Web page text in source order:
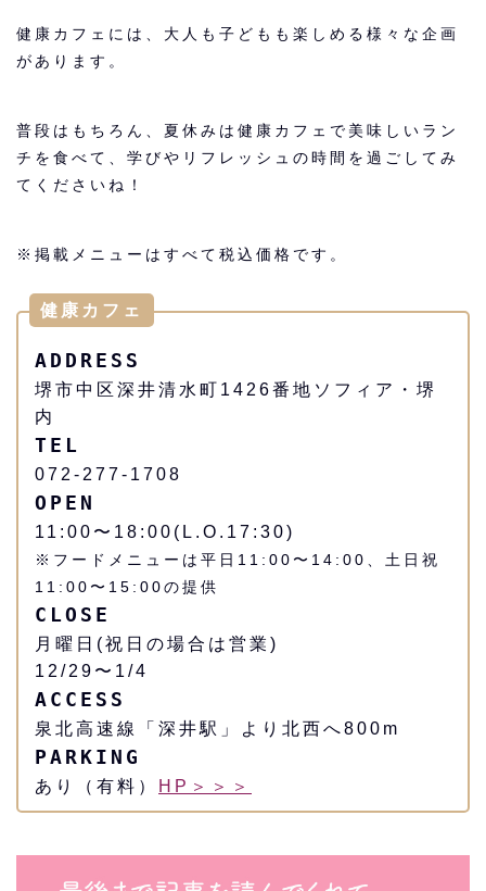
健康カフェには、大人も子どもも楽しめる様々な企画
があります。
普段はもちろん、夏休みは健康カフェで美味しいラン
チを食べて、学びやリフレッシュの時間を過ごしてみ
てくださいね！
※掲載メニューはすべて税込価格です。
健康カフェ
ADDRESS
堺市中区深井清水町1426番地ソフィア・堺
内
TEL
072-277-1708
OPEN
11:00〜18:00(L.O.17:30)
※フードメニューは平日11:00〜14:00、土日祝
11:00〜15:00の提供
CLOSE
月曜日(祝日の場合は営業)
12/29〜1/4
ACCESS
泉北高速線「深井駅」より北西へ800m
PARKING
あり（有料） HP＞＞＞